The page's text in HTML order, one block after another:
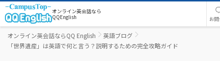
オンライン英会話なら
QQEnglish
お
オンライン英会話ならQQ English
英語ブログ
「世界遺産」は英語で何と言う？説明するための完全攻略ガイド